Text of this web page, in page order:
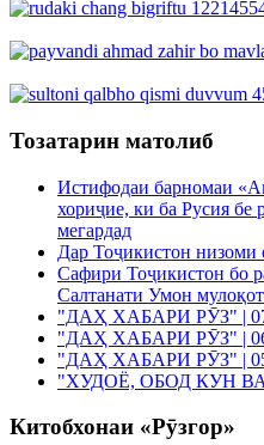
Тозатарин матолиб
Истифодаи барномаи
хориҷие, ки ба Русия бе
мегардад
Дар Тоҷикистон низоми
Сафири Тоҷикистон бо
Салтанати Умон
"ДАҲ ХАБАРИ РӮЗ" | 07
"ДАҲ ХАБАРИ РӮЗ" | 06
"ДАҲ ХАБАРИ РӮЗ" | 05
"ХУДОЁ, ОБОД КУН
Китобхонаи «Рӯзгор»